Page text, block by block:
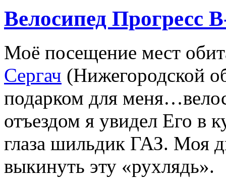
Велосипед Прогресс
Моё посещение мест
Сергач (Нижегородской
подарком для
отъездом я увидел Его в
глаза шильдик ГАЗ. Моя
выкинуть эту «рухлядь».